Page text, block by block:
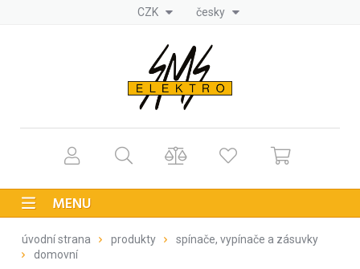
CZK česky
MENU
úvodní strana produkty
spínače, vypínače a zásuvky
domovní